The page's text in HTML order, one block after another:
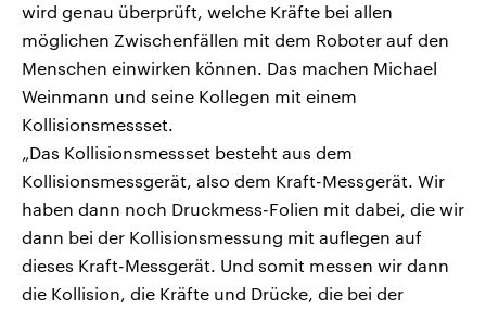
wird genau überprüft, welche Kräfte bei allen
möglichen Zwischenfällen mit dem Roboter auf den
Menschen einwirken können. Das machen Michael
Weinmann und seine Kollegen mit einem
Kollisionsmessset.
„Das Kollisionsmessset besteht aus dem
Kollisionsmessgerät, also dem Kraft-Messgerät. Wir
haben dann noch Druckmess-Folien mit dabei, die wir
dann bei der Kollisionsmessung mit auflegen auf
dieses Kraft-Messgerät. Und somit messen wir dann
die Kollision, die Kräfte und Drücke, die bei der